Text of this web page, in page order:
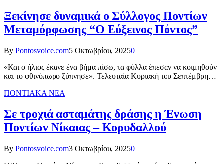
Ξεκίνησε δυναμικά ο Σύλλογος Ποντίων
Μεταμόρφωσης “Ο Εύξεινος Πόντος”
By Pontosvoice.com5 Οκτωβρίου, 20250
«Και ο ήλιος έκανε ένα βήμα πίσω, τα φύλλα έπεσαν να κοιμηθούν
και το φθινόπωρο ξύπνησε». Τελευταία Κυριακή του Σεπτέμβρη…
ΠΟΝΤΙΑΚΑ ΝΕΑ
Σε τροχιά ασταμάτης δράσης η Ένωση
Ποντίων Νίκαιας – Κορυδαλλού
By Pontosvoice.com3 Οκτωβρίου, 20250